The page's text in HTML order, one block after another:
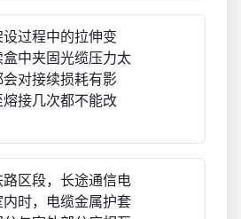
过程中的拉伸变
中夹固光缆压力太
会对接续损耗有影
熔接几次都不能改
路区段，长途通信电
时，电缆金属护套